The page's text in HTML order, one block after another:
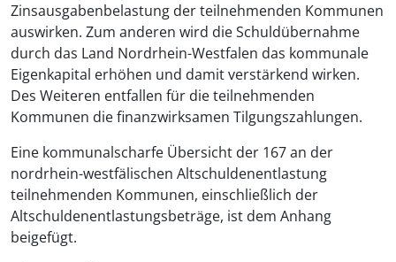
Zinsausgabenbelastung der teilnehmenden Kommunen
auswirken. Zum anderen wird die Schuldübernahme
durch das Land Nordrhein-Westfalen das kommunale
Eigenkapital erhöhen und damit verstärkend wirken.
Des Weiteren entfallen für die teilnehmenden
Kommunen die finanzwirksamen Tilgungszahlungen.
Eine kommunalscharfe Übersicht der 167 an der
nordrhein-westfälischen Altschuldenentlastung
teilnehmenden Kommunen, einschließlich der
Altschuldenentlastungsbeträge, ist dem Anhang
beigefügt.